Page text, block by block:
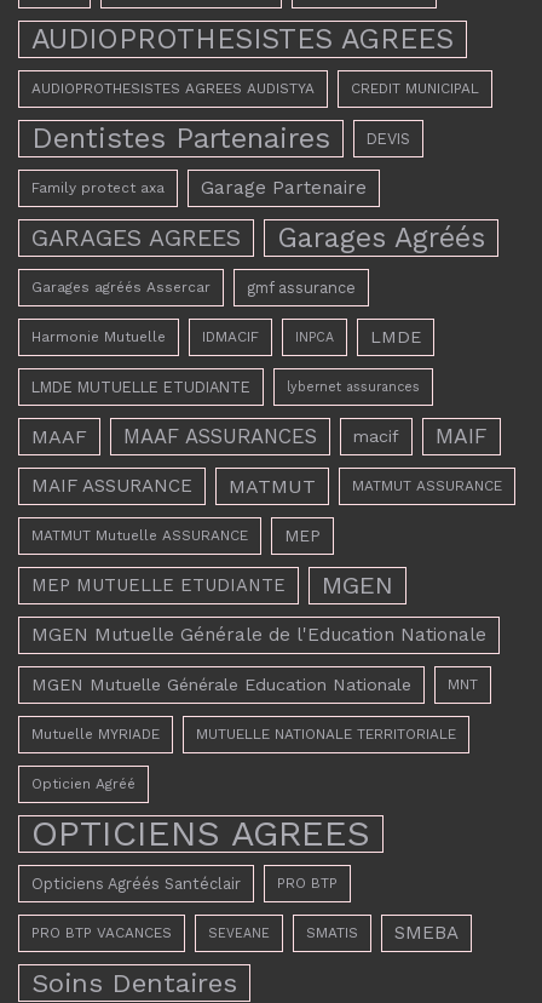
AUDIOPROTHESISTES AGREES
AUDIOPROTHESISTES AGREES AUDISTYA CREDIT MUNICIPAL
Dentistes Partenaires DEVIS
Family protect axa Garage Partenaire
GARAGES AGREES Garages Agréés
Garages agréés Assercar gmf assurance
Harmonie Mutuelle IDMACIF INPCA LMDE
LMDE MUTUELLE ETUDIANTE lybernet assurances
MAAF MAAF ASSURANCES macif MAIF
MAIF ASSURANCE MATMUT MATMUT ASSURANCE
MATMUT Mutuelle ASSURANCE MEP
MEP MUTUELLE ETUDIANTE MGEN
MGEN Mutuelle Générale de l'Education Nationale
MGEN Mutuelle Générale Education Nationale MNT
Mutuelle MYRIADE MUTUELLE NATIONALE TERRITORIALE
Opticien Agréé
OPTICIENS AGREES
Opticiens Agréés Santéclair PRO BTP
PRO BTP VACANCES SEVEANE SMATIS SMEBA
Soins Dentaires